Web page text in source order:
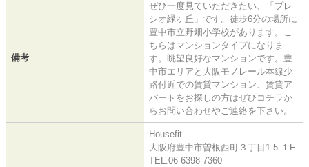
備考
ぜひ一度見ていただきたい、「プレ
シオ緑ヶ丘」です。徒歩6分の場所に
豊中市立野畑小学校があります。こ
ちらはマンションタイプになりま
す。眺望良好なマンションです。豊
中市エリアと大阪モノレール本線少
路付近での賃貸マンション、賃貸ア
パートをお探しの方はぜひコチラか
らお問い合わせやご連絡を下さい。
Housefit
大阪府豊中市曽根西町３丁目1-5-１F
TEL:06-6398-7360